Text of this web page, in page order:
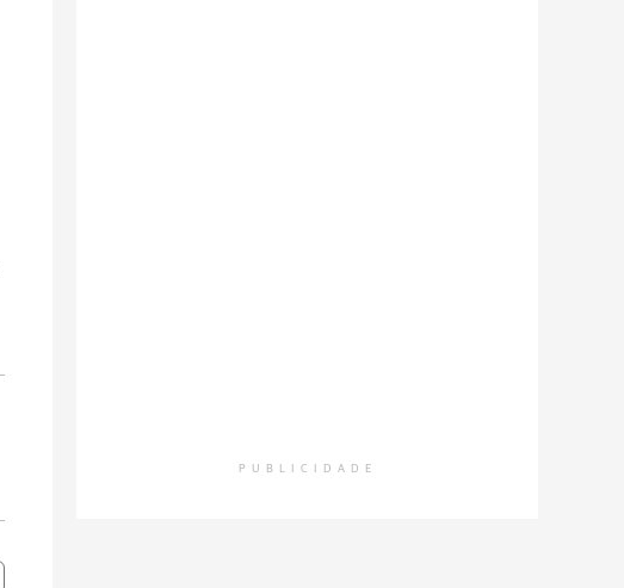
PUBLICIDADE